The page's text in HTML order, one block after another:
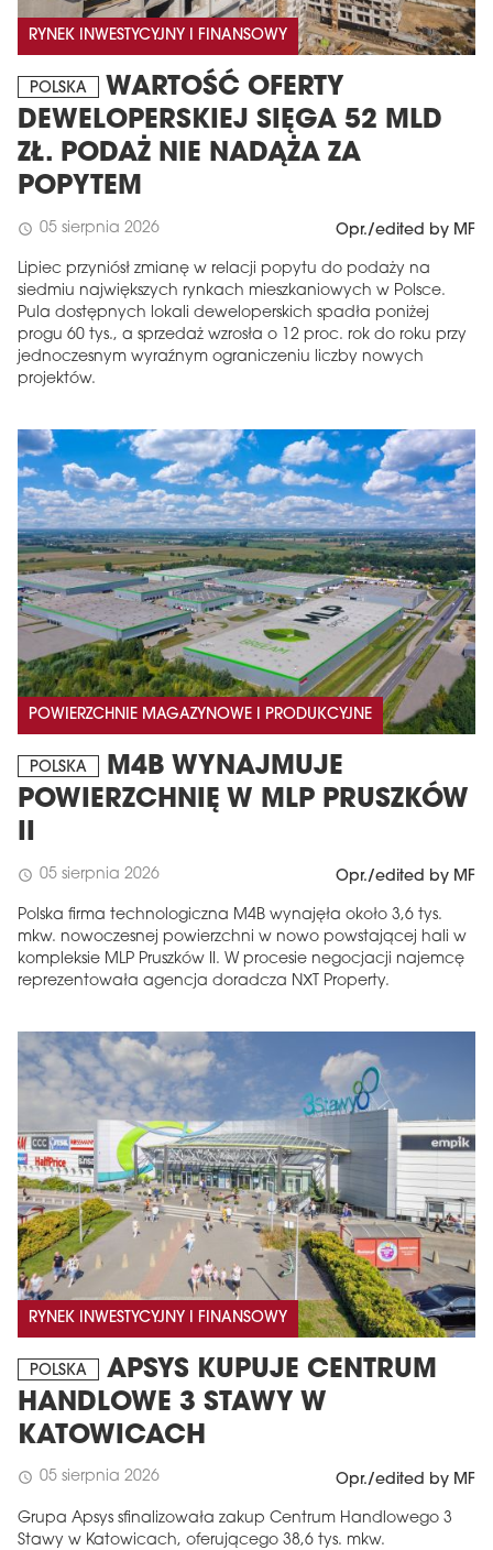
RYNEK INWESTYCYJNY I FINANSOWY
POLSKA
WARTOŚĆ OFERTY
DEWELOPERSKIEJ SIĘGA 52 MLD
ZŁ. PODAŻ NIE NADĄŻA ZA
POPYTEM
schedule 05 sierpnia 2026 Opr./edited by MF
Lipiec przyniósł zmianę w relacji popytu do podaży na
siedmiu największych rynkach mieszkaniowych w Polsce.
Pula dostępnych lokali deweloperskich spadła poniżej
progu 60 tys., a sprzedaż wzrosła o 12 proc. rok do roku przy
jednoczesnym wyraźnym ograniczeniu liczby nowych
projektów.
POWIERZCHNIE MAGAZYNOWE I PRODUKCYJNE
POLSKA
M4B WYNAJMUJE
POWIERZCHNIĘ W MLP PRUSZKÓW
II
schedule 05 sierpnia 2026 Opr./edited by MF
Polska firma technologiczna M4B wynajęła około 3,6 tys.
mkw. nowoczesnej powierzchni w nowo powstającej hali w
kompleksie MLP Pruszków II. W procesie negocjacji najemcę
reprezentowała agencja doradcza NXT Property.
RYNEK INWESTYCYJNY I FINANSOWY
POLSKA
APSYS KUPUJE CENTRUM
HANDLOWE 3 STAWY W
KATOWICACH
schedule 05 sierpnia 2026 Opr./edited by MF
Grupa Apsys sfinalizowała zakup Centrum Handlowego 3
Stawy w Katowicach, oferującego 38,6 tys. mkw.